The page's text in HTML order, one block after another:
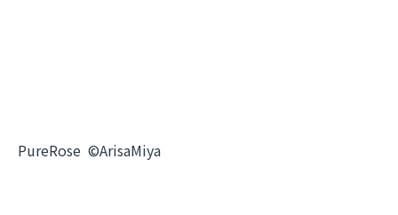
PureRose ©️ArisaMiya